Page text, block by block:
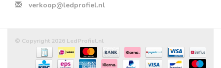
verkoop@ledprofiel.nl
© Copyright 2026 LedProfiel.nl